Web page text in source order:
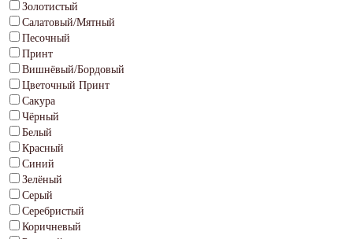
Золотистый
Салатовый/Мятный
Песочный
Принт
Вишнёвый/Бордовый
Цветочный Принт
Сакура
Чёрный
Белый
Красный
Синий
Зелёный
Серый
Серебристый
Коричневый